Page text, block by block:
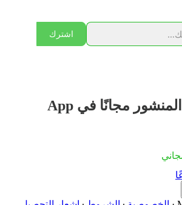
اشترك
تابع قراءة هذا المنشور مجانًا في App